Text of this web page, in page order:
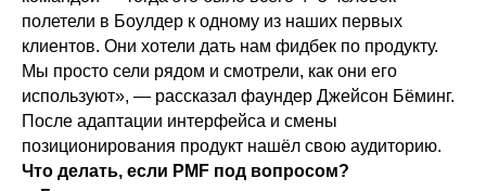
полетели в Боулдер к одному из наших первых
клиентов. Они хотели дать нам фидбек по продукту.
Мы просто сели рядом и смотрели, как они его
используют», — рассказал фаундер Джейсон Бёминг.
После адаптации интерфейса и смены
позиционирования продукт нашёл свою аудиторию.
Что делать, если PMF под вопросом?